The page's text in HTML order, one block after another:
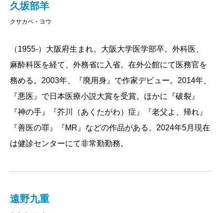
久坂部羊
クサカベ・ヨウ
（1955-）大阪府生まれ。大阪大学医学部卒。外科医、
麻酔科医を経て、外務省に入省。在外公館にて医務官を
務める。2003年、『廃用身』で作家デビュー。2014年、
『悪医』で日本医療小説大賞を受賞。ほかに『破裂』
『神の手』『芥川（あくたがわ）症』『老父よ、帰れ』
『善医の罪』『MR』などの作品がある。2024年5月現在
は健診センターにて非常勤勤務。
遠野九重